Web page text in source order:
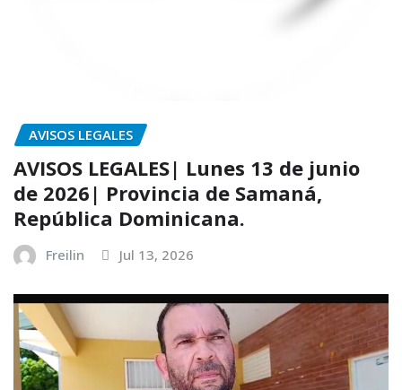
AVISOS LEGALES
AVISOS LEGALES| Lunes 13 de junio
de 2026| Provincia de Samaná,
República Dominicana.
Freilin Jul 13, 2026